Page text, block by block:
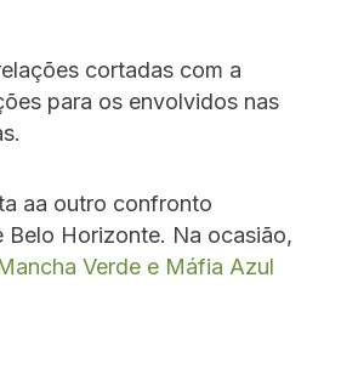
cortadas com a
para os envolvidos nas
aa outro confronto
Belo Horizonte. Na ocasião,
Verde e Máfia Azul